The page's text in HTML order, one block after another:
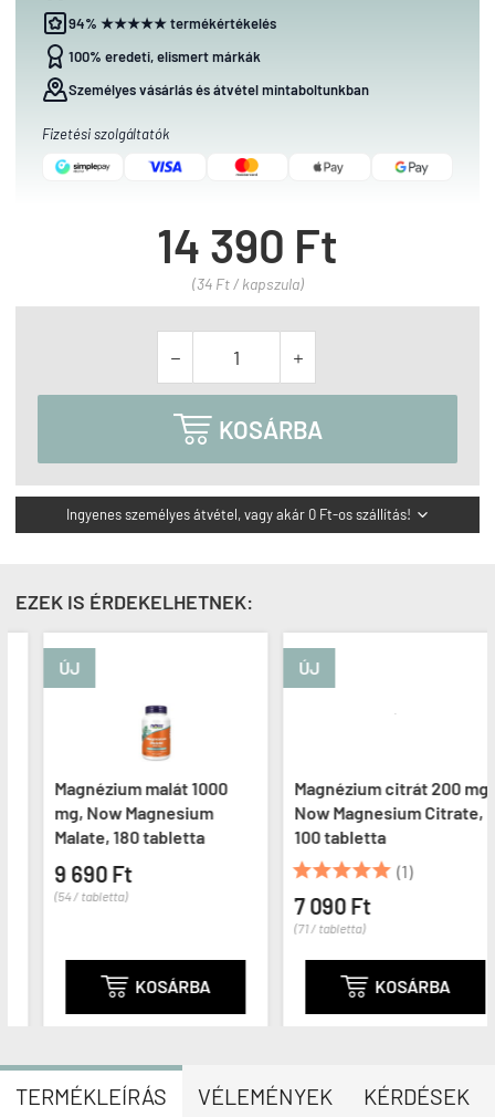
94% ★★★★★ termékértékelés
100% eredeti, elismert márkák
Személyes vásárlás és átvétel mintaboltunkban
Fizetési szolgáltatók
14 390 Ft
(34 Ft / kapszula)
 
 KOSÁRBA
Ingyenes személyes átvétel, vagy akár 0 Ft-os szállítás! 
EZEK IS ÉRDEKELHETNEK:
Magnézium malát 1000
mg, Now Magnesium
Malate, 180 tabletta
9 690 Ft
(54 / tabletta)
KOSÁRBA
Magnézium citrát 200 mg,
Now Magnesium Citrate,
100 tabletta
(1)
7 090 Ft
(71 / tabletta)
KOSÁRBA
TERMÉKLEÍRÁS VÉLEMÉNYEK KÉRDÉSEK